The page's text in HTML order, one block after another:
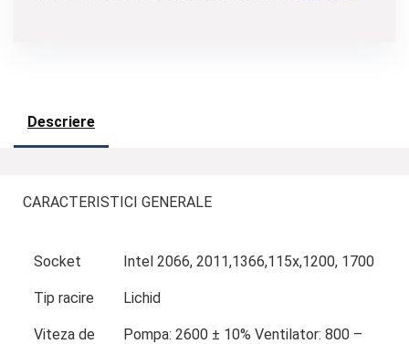
Descriere
CARACTERISTICI GENERALE
Socket Intel 2066, 2011,1366,115x,1200, 1700
Tip racire Lichid
Viteza de
Pompa: 2600 ± 10% Ventilator: 800 –